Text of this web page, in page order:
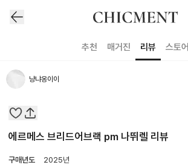
추천 매거진 리뷰 스토어
냥냐옹이이
에르메스 브리드어브랙 pm 나뛰렐 리뷰
구매년도
2025년